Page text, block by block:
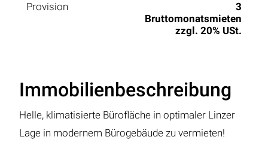
Provision
3
Bruttomonatsmieten
zzgl. 20% USt.
Immobilienbeschreibung
Helle, klimatisierte Bürofläche in optimaler Linzer
Lage in modernem Bürogebäude zu vermieten!